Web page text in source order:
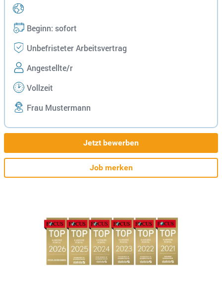
Beginn: sofort
Unbefristeter Arbeitsvertrag
Angestellte/r
Vollzeit
Frau Mustermann
Jetzt bewerben
Job merken